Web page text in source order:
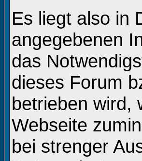
Es liegt also in
angegebenen
das
dieses Forum
betrieben wird,
Webseite
bei strenger